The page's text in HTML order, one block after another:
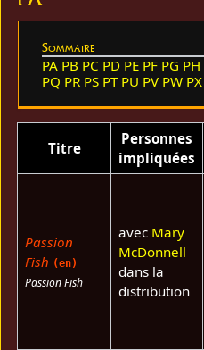
Sommaire
PA PB PC PD PE PF PG PH
PQ PR PS PT PU PV PW PX
Titre
Personnes
impliquées
Passion
Fish (en)
Passion Fish
avec Mary
McDonnell
dans la
distribution